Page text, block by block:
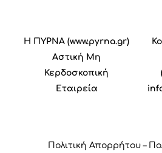
Η ΠΥΡΝΑ (www.pyrna.gr)
Αστική Mη
Κερδοσκοπική
Εταιρεία
Πολιτική Απορρήτου–